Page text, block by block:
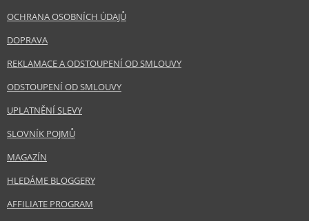
OCHRANA OSOBNÍCH ÚDAJŮ
DOPRAVA
REKLAMACE A ODSTOUPENÍ OD SMLOUVY
ODSTOUPENÍ OD SMLOUVY
UPLATNĚNÍ SLEVY
SLOVNÍK POJMŮ
MAGAZÍN
HLEDÁME BLOGGERY
AFFILIATE PROGRAM